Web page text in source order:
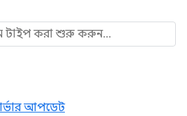
আপডেট